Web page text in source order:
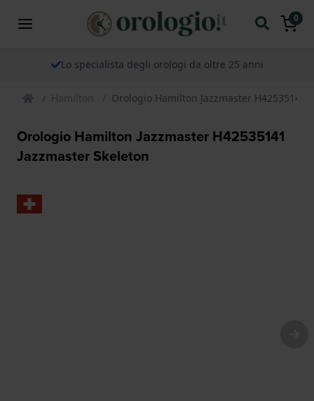
0
Lo specialista degli orologi da oltre 25 anni
Hamilton Orologio Hamilton Jazzmaster H42535141
Orologio Hamilton Jazzmaster H42535141
Jazzmaster Skeleton